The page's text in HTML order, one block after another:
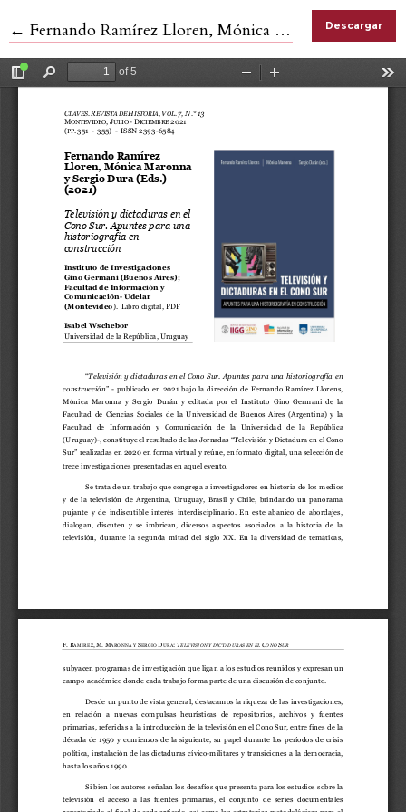
← Volver a los detalles del artículo
Fernando Ramírez Lloren, Mónica Maronna y Sergio Dura (Eds.) (2021) Televisión y dictaduras en el Cono Sur. Apuntes para una historiografía en construcción Descargar